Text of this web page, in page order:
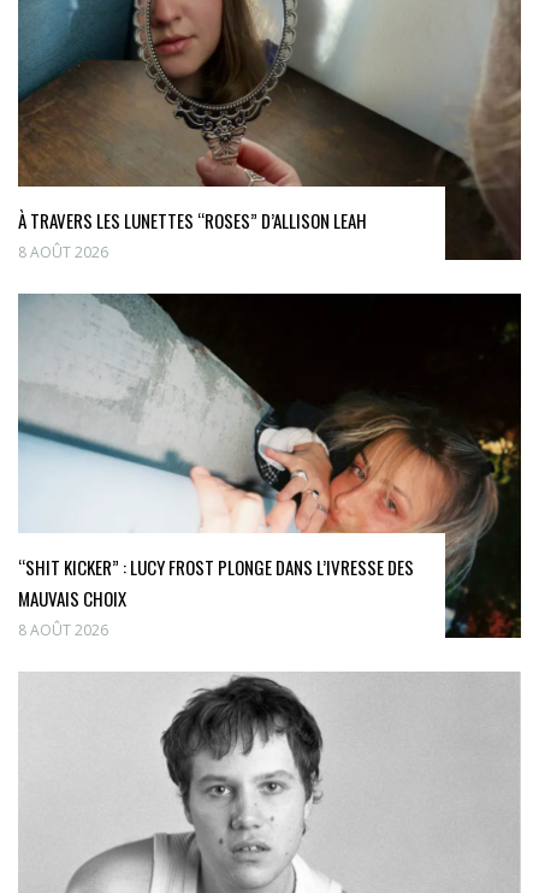
À TRAVERS LES LUNETTES “ROSES” D’ALLISON LEAH
8 AOÛT 2026
“SHIT KICKER” : LUCY FROST PLONGE DANS L’IVRESSE DES
MAUVAIS CHOIX
8 AOÛT 2026